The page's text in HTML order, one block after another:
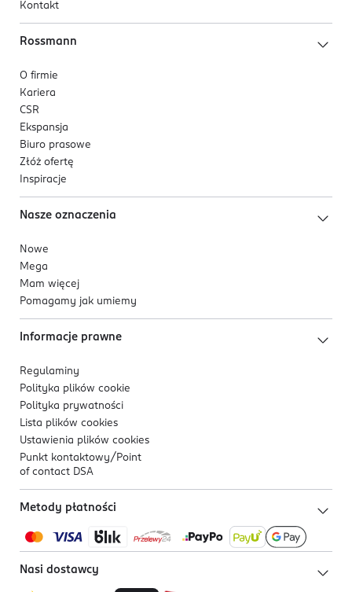
Kontakt
Rossmann
O firmie
Kariera
CSR
Ekspansja
Biuro prasowe
Złóż ofertę
Inspiracje
Nasze oznaczenia
Nowe
Mega
Mam więcej
Pomagamy jak umiemy
Informacje prawne
Regulaminy
Polityka plików cookie
Polityka prywatności
Lista plików cookies
Ustawienia plików cookies
Punkt kontaktowy/ Point
of contact DSA
Metody płatności
Nasi dostawcy